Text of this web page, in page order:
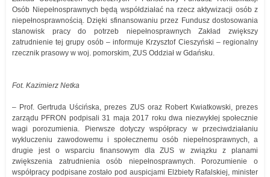
Osób Niepełnosprawnych będą współdziałać na rzecz aktywizacji osób z
niepełnosprawnością. Dzięki sfinansowaniu przez Fundusz dostosowania
stanowisk pracy do potrzeb niepełnosprawnych Zakład zwiększy
zatrudnienie tej grupy osób – informuje Krzysztof Cieszyński – regionalny
rzecznik prasowy w woj. pomorskim, ZUS Oddział w Gdańsku.
Fot. Kazimierz Netka
– Prof. Gertruda Uścińska, prezes ZUS oraz Robert Kwiatkowski, prezes
zarządu PFRON podpisali 31 maja 2017 roku dwa niezwykłej społecznie
wagi porozumienia. Pierwsze dotyczy współpracy w przeciwdziałaniu
wykluczeniu zawodowemu i społecznemu osób niepełnosprawnych, a
drugie jest o wsparciu finansowym dla ZUS w związku z planami
zwiększenia zatrudnienia osób niepełnosprawnych. Porozumienie o
współpracy podpisane zostało pod auspicjami Elżbiety Rafalskiej, minister